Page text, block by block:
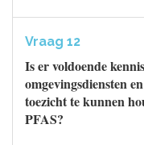
Vraag 12
Is er voldoende
omgevingsdiensten
toezicht te kunnen
PFAS?